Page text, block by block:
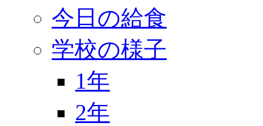
今日の給食
学校の様子
1年
2年